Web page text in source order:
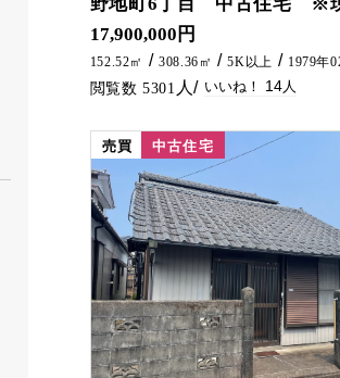
野地町6丁目 中古住宅 ※
大人気の南方小学校区域に中古住宅がでました(^^♪ 延岡インターも近く便利です
17,900,000円
152.52㎡ 308.36㎡ 5K以上 1979年
5301 14
売買 中古住宅